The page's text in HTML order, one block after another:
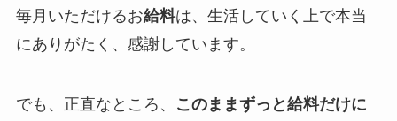
毎月いただけるお給料は、生活していく上で本当
にありがたく、感謝しています。
でも、正直なところ、
このままずっと給料だけに